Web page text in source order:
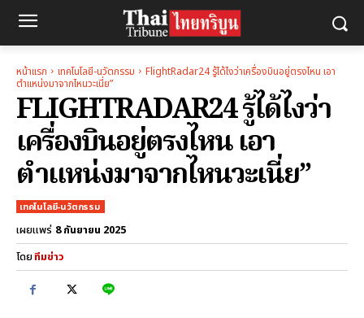
หน้าแรก เทคโนโลยี-นวัตกรรม
FlightRadar24 รู้ได้ไงว่าเครื่องบินอยู่ตรงไหน เอา
ตำแหน่งมาจากไหนวะเนี่ย”
FLIGHTRADAR24 รู้ได้ไงว่า
เครื่องบินอยู่ตรงไหน เอา
ตำแหน่งมาจากไหนวะเนี่ย”
เทคโนโลยี-นวัตกรรม
เผยแพร่ 8 กันยายน 2025
โดยทีมข่าว